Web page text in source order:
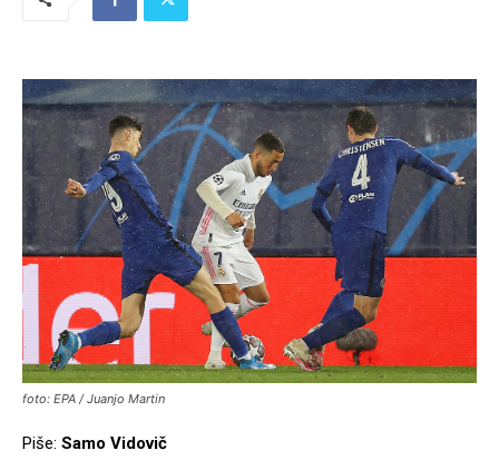
foto: EPA / Juanjo Martin
Piše: Samo Vidovič